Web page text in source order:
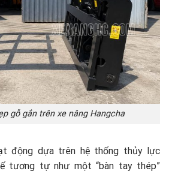
gỗ gắn trên xe nâng Hangcha
động dựa trên hệ thống thủy lực
tương tự như một “bàn tay thép”